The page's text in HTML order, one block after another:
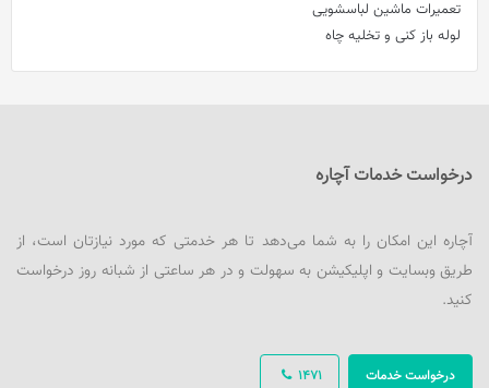
تعمیرات ماشین لباسشویی
لوله باز کنی و تخلیه چاه
درخواست خدمات آچاره
آچاره این امکان را به شما می‌دهد تا هر خدمتی که مورد نیازتان است، از
طریق وبسایت و اپلیکیشن به سهولت و در هر ساعتی از شبانه روز درخواست
کنید.
1471 درخواست خدمات